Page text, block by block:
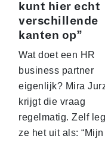
kunt hier echt
verschillende
kanten op”
Wat doet een HR
business partner
eigenlijk? Mira
krijgt die vraag
regelmatig. Zelf
ze het uit als: